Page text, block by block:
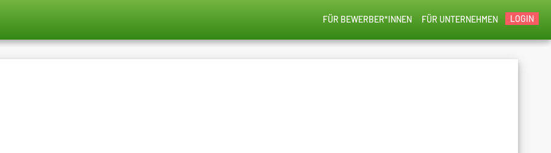
LOGIN
FÜR UNTERNEHMEN
FÜR BEWERBER*INNEN